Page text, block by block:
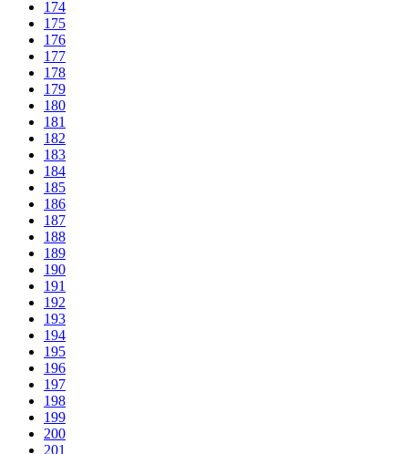
174
175
176
177
178
179
180
181
182
183
184
185
186
187
188
189
190
191
192
193
194
195
196
197
198
199
200
201